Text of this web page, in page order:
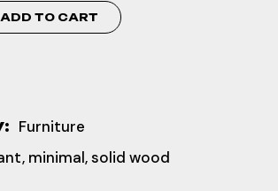
ADD TO CART
Furniture
, minimal,solid wood